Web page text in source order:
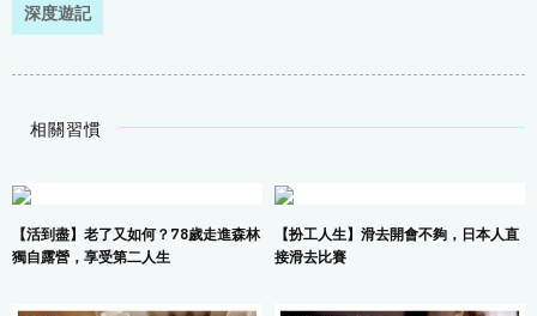
深度遊記
相關習慣
【活到盡】老了又如何？78歲走進森林
獨自露營，享受第二人生
【扮工人生】滑去開會不夠，日本人直
接滑去比賽